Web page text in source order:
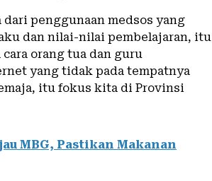
penggunaan medsos yang
dan nilai-nilai pembelajaran, itu
orang tua dan guru
yang tidak pada tempatnya
itu fokus kita di Provinsi
MBG, Pastikan Makanan